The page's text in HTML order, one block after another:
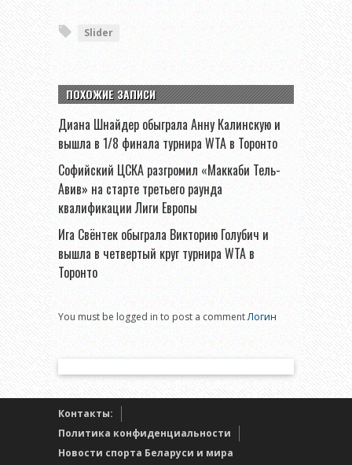
Slider
ПОХОЖИЕ ЗАПИСИ
Диана Шнайдер обыграла Анну Калинскую и
вышла в 1/8 финала турнира WTA в Торонто
Софийский ЦСКА разгромил «Маккаби Тель-
Авив» на старте третьего раунда
квалификации Лиги Европы
Ига Свёнтек обыграла Викторию Голубич и
вышла в четвертый круг турнира WTA в
Торонто
You must be logged in to post a commentЛогин
Контакты:
Политика конфиденциальности
Новости спорта Беларуси и мира